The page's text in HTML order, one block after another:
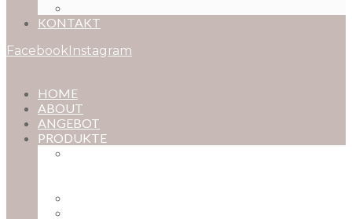
KONTAKT
FacebookInstagram
HOME
ABOUT
ANGEBOT
PRODUKTE